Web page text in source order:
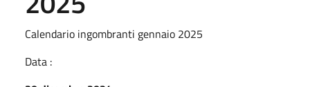
Calendario ingombranti gennaio 2025
Data :